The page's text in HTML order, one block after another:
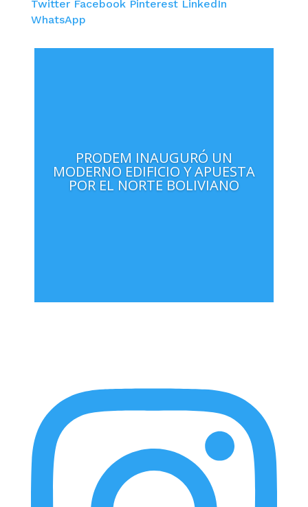
Twitter Facebook Pinterest LinkedIn
WhatsApp
PRODEM INAUGURÓ UN
MODERNO EDIFICIO Y APUESTA
POR EL NORTE BOLIVIANO